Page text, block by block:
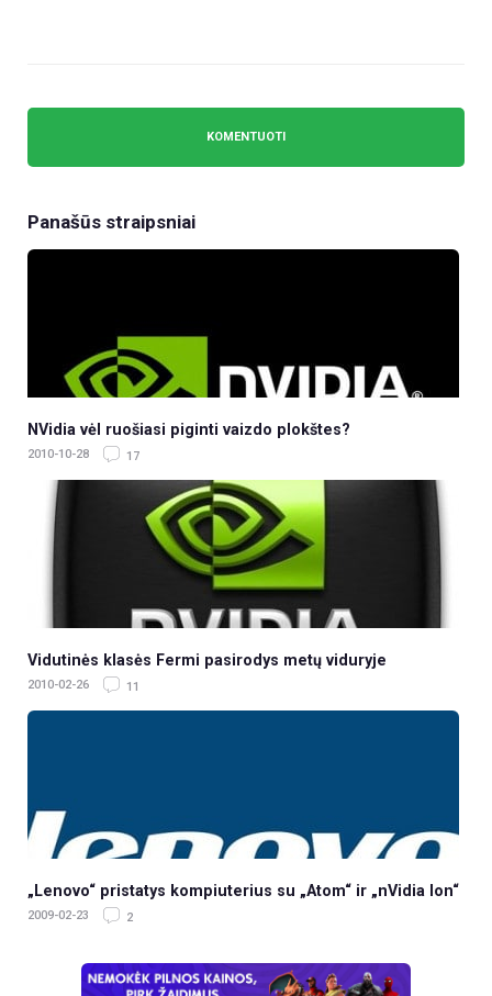
Panašūs straipsniai
NVidia vėl ruošiasi piginti vaizdo plokštes?
2010-10-28 17
Vidutinės klasės Fermi pasirodys metų viduryje
2010-02-26 11
„Lenovo“ pristatys kompiuterius su „Atom“ ir „nVidia Ion“
2009-02-23 2